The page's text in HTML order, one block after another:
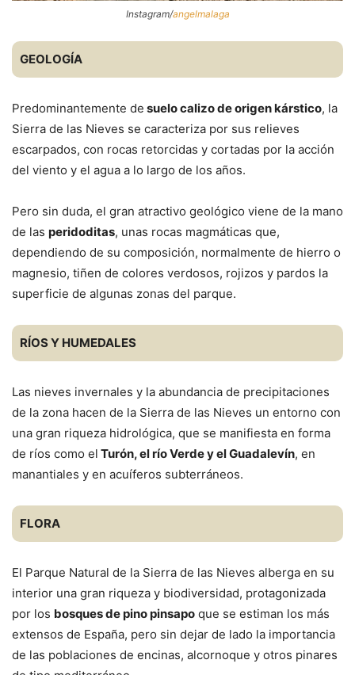
Instagram/angelmalaga
GEOLOGÍA
Predominantemente de suelo calizo de origen kárstico, la
Sierra de las Nieves se caracteriza por sus relieves
escarpados, con rocas retorcidas y cortadas por la acción
del viento y el agua a lo largo de los años.
Pero sin duda, el gran atractivo geológico viene de la mano
de las peridoditas, unas rocas magmáticas que,
dependiendo de su composición, normalmente de hierro o
magnesio, tiñen de colores verdosos, rojizos y pardos la
superficie de algunas zonas del parque.
RÍOS Y HUMEDALES
Las nieves invernales y la abundancia de precipitaciones
de la zona hacen de la Sierra de las Nieves un entorno con
una gran riqueza hidrológica, que se manifiesta en forma
de ríos como el Turón, el río Verde y el Guadalevín, en
manantiales y en acuíferos subterráneos.
FLORA
El Parque Natural de la Sierra de las Nieves alberga en su
interior una gran riqueza y biodiversidad, protagonizada
por los bosques de pino pinsapo que se estiman los más
extensos de España, pero sin dejar de lado la importancia
de las poblaciones de encinas, alcornoque y otros pinares